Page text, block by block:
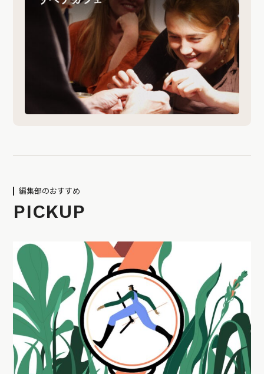
編集部のおすすめ
PICKUP